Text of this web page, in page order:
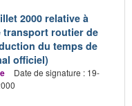
2000 relative à
transport routier de
du temps de
officiel)
Date de signature : 19-